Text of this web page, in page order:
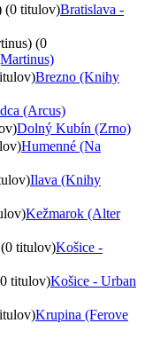
(0 titulov)Bratislava -
(0
Brezno (Knihy
(Arcus)
Dolný Kubín (Zrno)
Humenné (Na
Ilava (Knihy
Kežmarok (Alter
titulov)Košice -
titulov)Košice - Urban
Krupina (Ferove